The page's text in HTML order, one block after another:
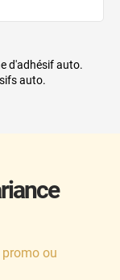
d'adhésif auto.
auto.
ou